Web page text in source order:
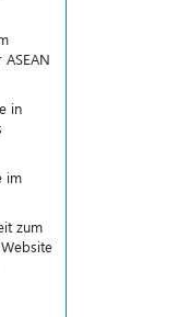
in
im
zum